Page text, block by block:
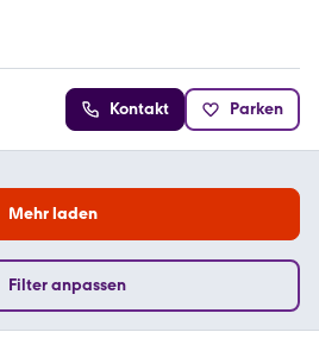
Kontakt Parken
Mehr laden
Filter anpassen